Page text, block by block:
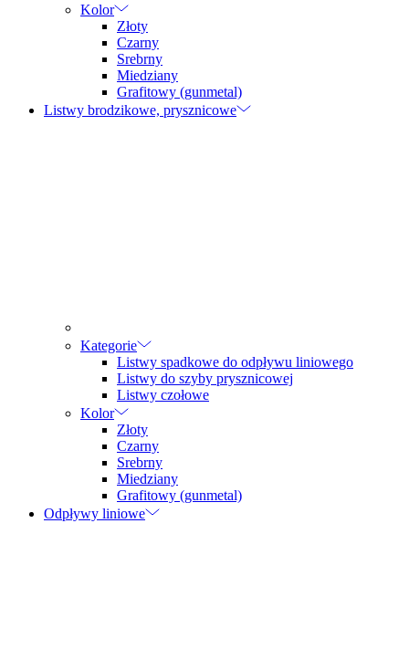
Kolor
Złoty
Czarny
Srebrny
Miedziany
Grafitowy (gunmetal)
Listwy brodzikowe, prysznicowe
Kategorie
Listwy spadkowe do odpływu liniowego
Listwy do szyby prysznicowej
Listwy czołowe
Kolor
Złoty
Czarny
Srebrny
Miedziany
Grafitowy (gunmetal)
Odpływy liniowe